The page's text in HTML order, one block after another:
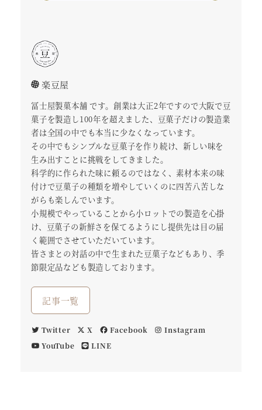
楽豆屋
冨士屋製菓本舗 です。創業は大正2年ですので大阪で豆
菓子を製造し100年を超えました、豆菓子だけの製造業
者は全国の中でも本当に少なくなっています。
その中でもシンプルな豆菓子を作り続け、新しい味を
生み出すことに挑戦をしてきました。
科学的に作られた味に頼るのではなく、素材本来の味
付けで豆菓子の種類を増やしていくのに四苦八苦しな
がらも楽しんでいます。
小規模でやっていることから小ロットでの製造を心掛
け、豆菓子の新鮮さを保てるようにし提供先は目の届
く範囲でさせていただいています。
皆さまとの対話の中で生まれた豆菓子などもあり、季
節限定品なども製造しております。
記事一覧
Twitter X Facebook
Instagram
YouTube
LINE